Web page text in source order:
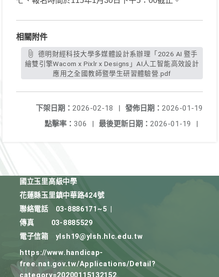
相關附件
繪雙引擎Wacom x Pixlr x Designs」AI人工智能高效設計
應用之全國教師暨學生研習體驗營.pdf
發佈日期： 2026-01-19
下架日期： 2026-02-18
|
最後更新日期： 2026-01-19 |
點擊率： 306 |
國立玉里高級中學
花蓮縣玉里鎮中華路424號
聯絡電話
03-8886171~5
傳真
03-8885529
電子信箱
ylsh19@ylsh.hlc.edu.tw
https://www.handicap-
free.nat.gov.tw/Applications/Detail?
category=20200115132152